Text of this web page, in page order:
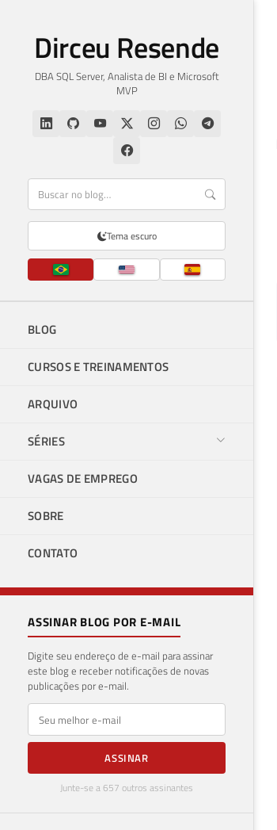
Dirceu Resende
DBA SQL Server, Analista de BI e Microsoft
MVP
Tema escuro
BLOG
CURSOS E TREINAMENTOS
ARQUIVO
SÉRIES
VAGAS DE EMPREGO
SOBRE
CONTATO
ASSINAR BLOG POR E-MAIL
Digite seu endereço de e-mail para assinar
este blog e receber notificações de novas
publicações por e-mail.
E-mail
ASSINAR
Junte-se a 657 outros assinantes